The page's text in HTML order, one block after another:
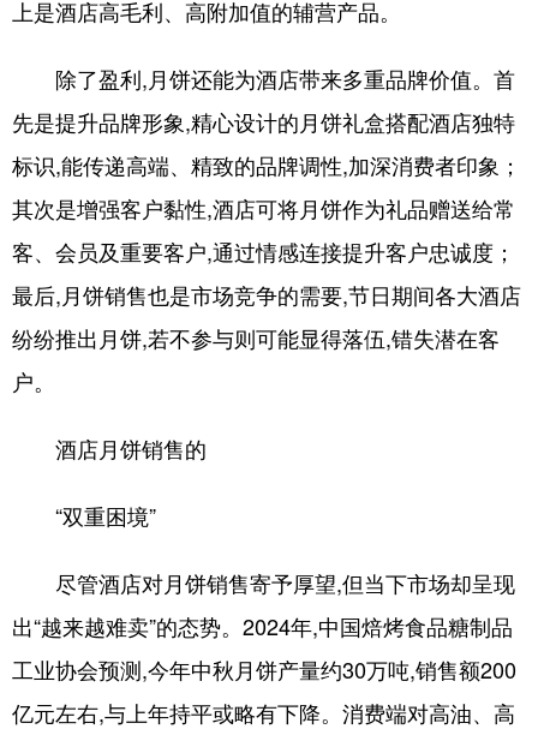
上是酒店高毛利、高附加值的辅营产品。
除了盈利,月饼还能为酒店带来多重品牌价值。首
先是提升品牌形象,精心设计的月饼礼盒搭配酒店独特
标识,能传递高端、精致的品牌调性,加深消费者印象；
其次是增强客户黏性,酒店可将月饼作为礼品赠送给常
客、会员及重要客户,通过情感连接提升客户忠诚度；
最后,月饼销售也是市场竞争的需要,节日期间各大酒店
纷纷推出月饼,若不参与则可能显得落伍,错失潜在客
户。
酒店月饼销售的
“双重困境”
尽管酒店对月饼销售寄予厚望,但当下市场却呈现
出“越来越难卖”的态势。2024年,中国焙烤食品糖制品
工业协会预测,今年中秋月饼产量约30万吨,销售额200
亿元左右,与上年持平或略有下降。消费端对高油、高